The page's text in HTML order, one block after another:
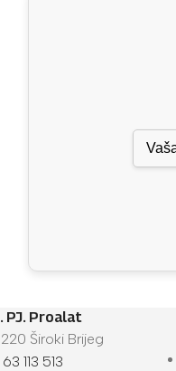
PJ. Proalat
Široki Brijeg
113 513